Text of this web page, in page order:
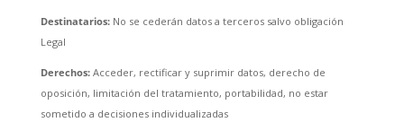
Destinatarios: No se cederán datos a terceros salvo obligación
Legal
Derechos: Acceder, rectificar y suprimir datos, derecho de
oposición, limitación del tratamiento, portabilidad, no estar
sometido a decisiones individualizadas